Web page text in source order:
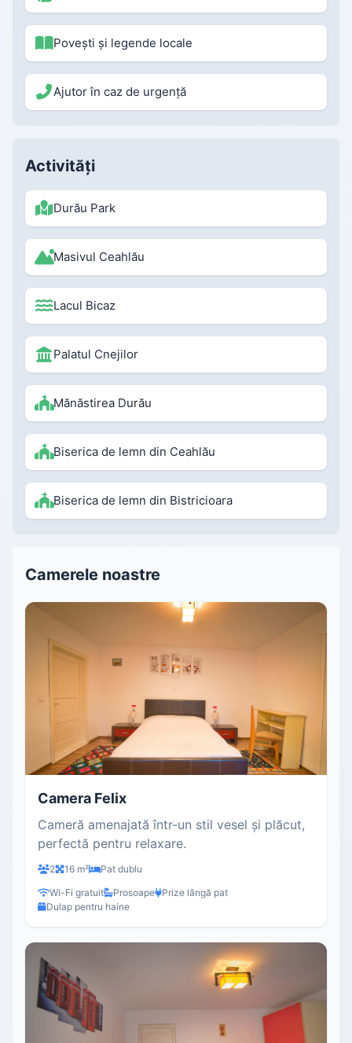
Povești și legende locale
Ajutor în caz de urgență
Activități
Durău Park
Masivul Ceahlău
Lacul Bicaz
Palatul Cnejilor
Mănăstirea Durău
Biserica de lemn din Ceahlău
Biserica de lemn din Bistricioara
Camerele noastre
Camera Felix
Cameră amenajată într-un stil vesel și plăcut,
perfectă pentru relaxare.
2 16 m²
Pat dublu
Wi-Fi gratuit
Prosoape
Prize lângă pat
Dulap pentru haine